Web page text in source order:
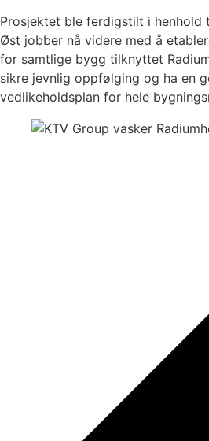
Prosjektet ble ferdigstilt i henhold
Øst jobber nå videre med å
for samtlige bygg tilknyttet
sikre jevnlig oppfølging og ha en
vedlikeholdsplan for hele